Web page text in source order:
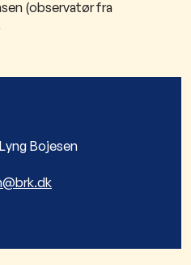
(observatør fra
Bojesen